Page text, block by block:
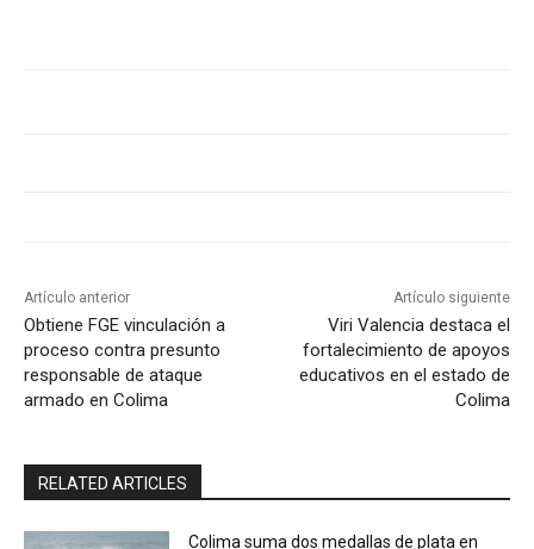
Artículo anterior
Obtiene FGE vinculación a
proceso contra presunto
responsable de ataque
armado en Colima
Artículo siguiente
Viri Valencia destaca el
fortalecimiento de apoyos
educativos en el estado de
Colima
RELATED ARTICLES
Colima suma dos medallas de plata en